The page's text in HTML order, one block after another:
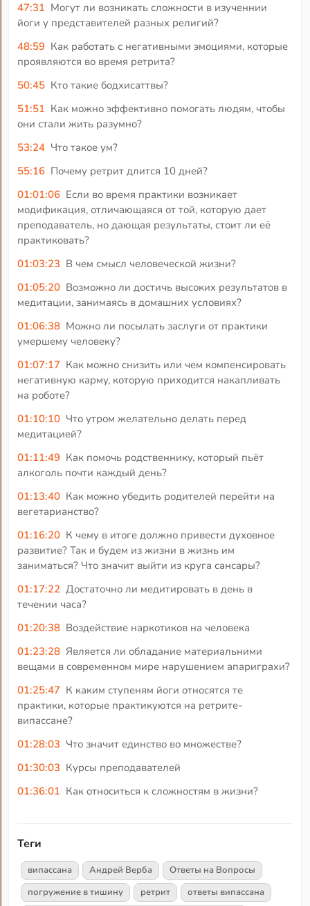
47:31 Могут ли возникать сложности в изученнии
йоги у представителей разных религий?
48:59 Как работать с негативными эмоциями, которые
проявляются во время ретрита?
50:45 Кто такие бодхисаттвы?
51:51 Как можно эффективно помогать людям, чтобы
они стали жить разумно?
53:24 Что такое ум?
55:16 Почему ретрит длится 10 дней?
01:01:06 Если во время практики возникает
модификация, отличающаяся от той, которую дает
преподаватель, но дающая результаты, стоит ли её
практиковать?
01:03:23 В чем смысл человеческой жизни?
01:05:20 Возможно ли достичь высоких результатов в
медитации, занимаясь в домашних условиях?
01:06:38 Можно ли посылать заслуги от практики
умершему человеку?
01:07:17 Как можно снизить или чем компенсировать
негативную карму, которую приходится накапливать
на роботе?
01:10:10 Что утром желательно делать перед
медитацией?
01:11:49 Как помочь родственнику, который пьёт
алкоголь почти каждый день?
01:13:40 Как можно убедить родителей перейти на
вегетарианство?
01:16:20 К чему в итоге должно привести духовное
развитие? Так и будем из жизни в жизнь им
заниматься? Что значит выйти из круга сансары?
01:17:22 Достаточно ли медитировать в день в
течении часа?
01:20:38 Воздействие наркотиков на человека
01:23:28 Является ли обладание материальними
вещами в современном мире нарушением апариграхи?
01:25:47 К каким ступеням йоги относятся те
практики, которые практикуются на ретрите-
випассане?
01:28:03 Что значит единство во множестве?
01:30:03 Курсы преподавателей
01:36:01 Как относиться к сложностям в жизни?
Теги
випассана Андрей Верба
Ответы на Вопросы
погружение в тишину
ретрит ответы випассана